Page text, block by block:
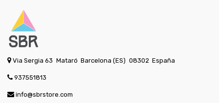
Via Sergia 63 Mataró Barcelona (ES) 08302 España
937551813
info@sbrstore.com